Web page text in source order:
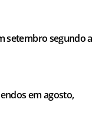
setembro segundo a
em agosto,